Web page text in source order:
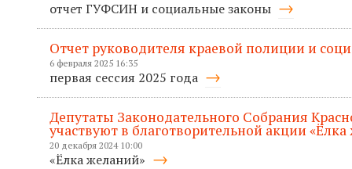
отчет ГУФСИН и социальные законы
Отчет руководителя краевой полиции и
6 февраля 2025 16:35
первая сессия 2025 года
Депутаты Законодательного Собрания
участвуют в благотворительной акции
20 декабря 2024 10:00
«Ёлка желаний»